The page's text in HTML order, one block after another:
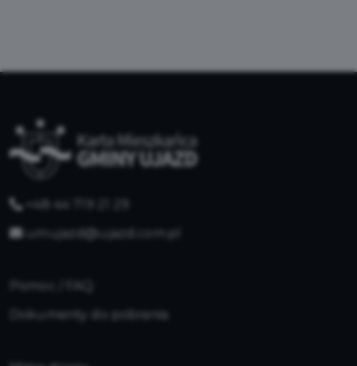
+48 44 719 21 29
umujazd@ujazd.com.pl
Dokumenty do pobrania